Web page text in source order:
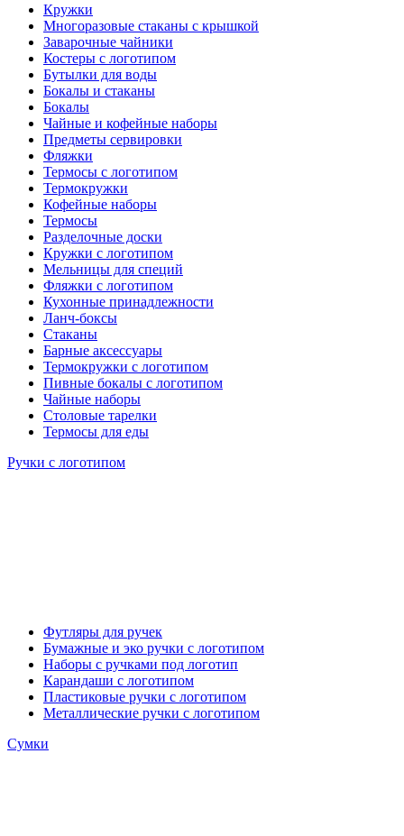
Кружки
Многоразовые стаканы с крышкой
Заварочные чайники
Костеры с логотипом
Бутылки для воды
Бокалы и стаканы
Бокалы
Чайные и кофейные наборы
Предметы сервировки
Фляжки
Термосы с логотипом
Термокружки
Кофейные наборы
Термосы
Разделочные доски
Кружки с логотипом
Мельницы для специй
Фляжки с логотипом
Кухонные принадлежности
Ланч-боксы
Стаканы
Барные аксессуары
Термокружки с логотипом
Пивные бокалы с логотипом
Чайные наборы
Столовые тарелки
Термосы для еды
Ручки с логотипом
Футляры для ручек
Бумажные и эко ручки с логотипом
Наборы с ручками под логотип
Карандаши с логотипом
Пластиковые ручки с логотипом
Металлические ручки с логотипом
Сумки